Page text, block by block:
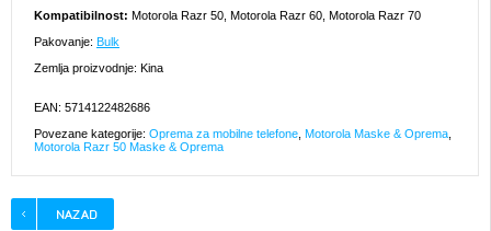
Kompatibilnost: Motorola Razr 50, Motorola Razr 60, Motorola Razr 70
Pakovanje: Bulk
Zemlja proizvodnje: Kina
EAN: 5714122482686
Povezane kategorije: Oprema za mobilne telefone Motorola Maske & Oprema
Motorola Razr 50 Maske & Oprema